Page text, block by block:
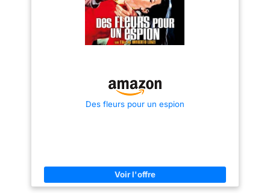
Des fleurs pour un espion